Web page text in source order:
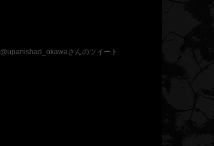
@upanishad_okawaさんのツイート